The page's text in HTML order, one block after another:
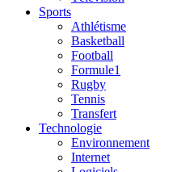
Sports
Athlétisme
Basketball
Football
Formule1
Rugby
Tennis
Transfert
Technologie
Environnement
Internet